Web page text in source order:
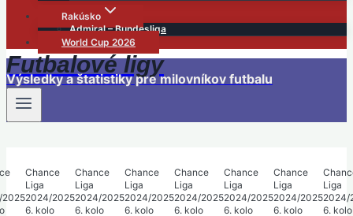
Rakúsko
Admiral – Bundesliga
World Cup 2026
Futbalové ligy
Výsledky a štatistiky pre milovníkov futbalu
Chance
Liga
2024/2025
6. kolo
Chance
Liga
2024/2025
6. kolo
Chance
Liga
2024/2025
6. kolo
Chance
Liga
2024/2025
6. kolo
Chance
Liga
2024/2025
6. kolo
Chance
Liga
2024/2025
6. kolo
Liga
2024/
6. kolo